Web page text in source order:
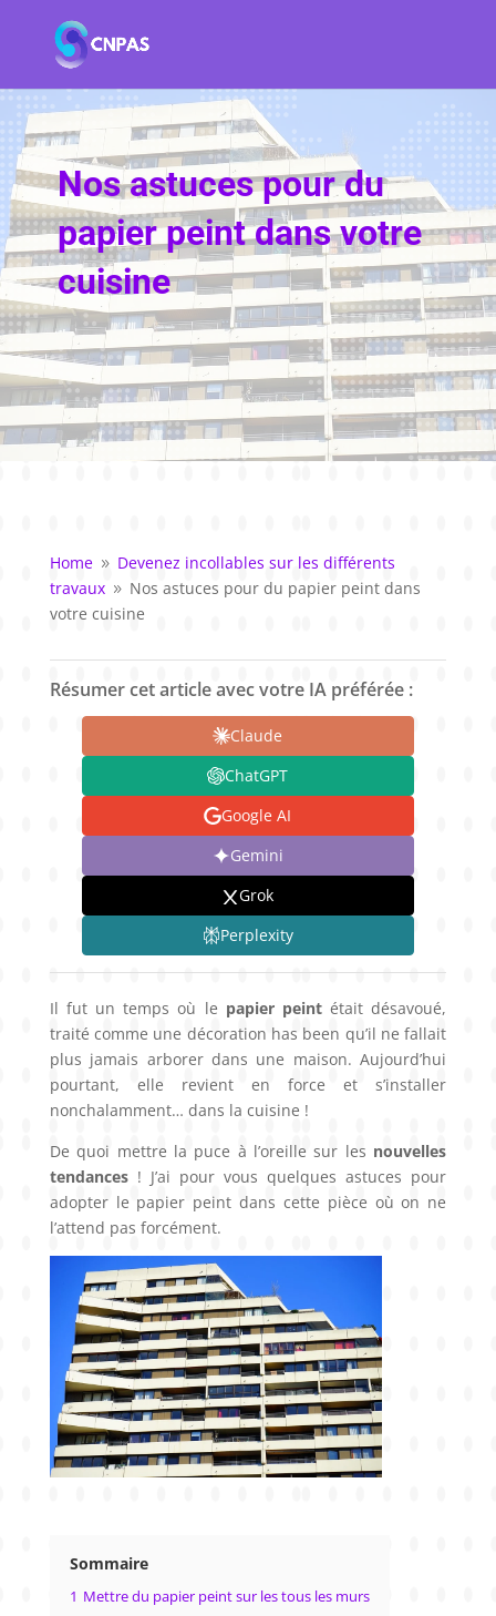
Nos astuces pour du
papier peint dans votre
cuisine
Home 9 Devenez incollables sur les différents
travaux 9 Nos astuces pour du papier peint dans
votre cuisine
Résumer cet article avec votre IA préférée :
Claude
ChatGPT
Google AI
Gemini
Grok
Perplexity
Il fut un temps où le papier peintétait désavoué,
traité comme une décoration has been qu’il ne fallait
plus jamais arborer dans une maison. Aujourd’hui
pourtant, elle revient en force et s’installer
nonchalamment… dans la cuisine !
De quoi mettre la puce à l’oreille sur les nouvelles
tendances! J’ai pour vous quelques astuces pour
adopter le papier peint dans cette pièce où on ne
l’attend pas forcément.
Sommaire
1 Mettre du papier peint sur les tous les murs